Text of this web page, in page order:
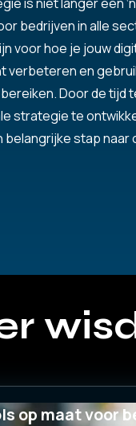
bedrijven in alle
voor hoe je jouw
verbeteren en
Door de tijd
strategie te
belangrijke stap naar
op maat voor